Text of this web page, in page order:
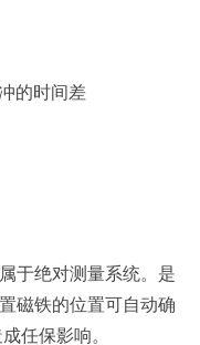
的时间差
绝对测量系统。是
磁铁的位置可自动确
任保影响。